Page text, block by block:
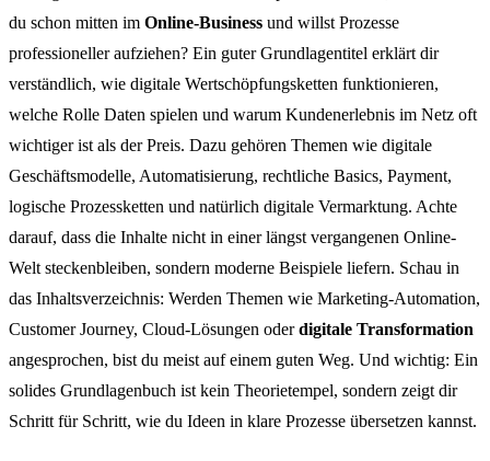
du schon mitten im Online-Business und willst Prozesse
professioneller aufziehen? Ein guter Grundlagentitel erklärt dir
verständlich, wie digitale Wertschöpfungsketten funktionieren,
welche Rolle Daten spielen und warum Kundenerlebnis im Netz oft
wichtiger ist als der Preis. Dazu gehören Themen wie digitale
Geschäftsmodelle, Automatisierung, rechtliche Basics, Payment,
logische Prozessketten und natürlich digitale Vermarktung. Achte
darauf, dass die Inhalte nicht in einer längst vergangenen Online-
Welt steckenbleiben, sondern moderne Beispiele liefern. Schau in
das Inhaltsverzeichnis: Werden Themen wie Marketing-Automation,
Customer Journey, Cloud-Lösungen oderdigitale Transformation
angesprochen, bist du meist auf einem guten Weg. Und wichtig: Ein
solides Grundlagenbuch ist kein Theorietempel, sondern zeigt dir
Schritt für Schritt, wie du Ideen in klare Prozesse übersetzen kannst.